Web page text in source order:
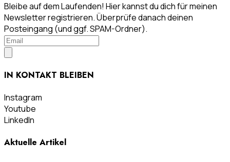
Bleibe auf dem Laufenden! Hier kannst du dich für meinen
Newsletter registrieren. Überprüfe danach deinen
Posteingang (und ggf. SPAM-Ordner).
IN KONTAKT BLEIBEN
Instagram
Youtube
LinkedIn
Aktuelle Artikel